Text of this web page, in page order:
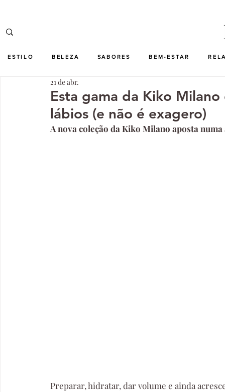
ESTILO BELEZA SABORES BEM-ESTAR
Esta gama da Kiko
lábios (e não é exagero)
21 de abr.
A nova coleção da Kiko Milano aposta
Preparar, hidratar, dar volume e ainda